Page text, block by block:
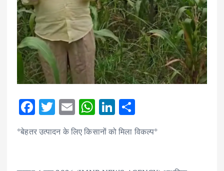
F
e
T
w
it
E
m
ai
W
h
at
Li
n
k
h
ar
*बेहतर उत्पादन के लिए किसानों को मिला विकल्प*